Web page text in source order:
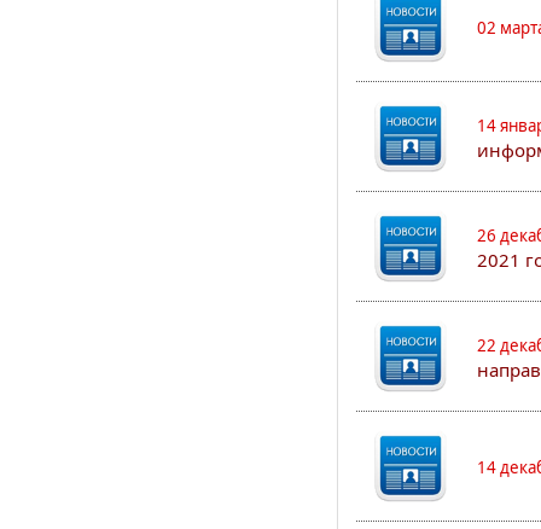
02
14
26
2021
22
14